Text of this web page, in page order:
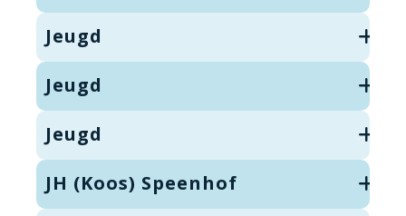
Jeugd
Jeugd
Jeugd
JH (Koos) Speenhof